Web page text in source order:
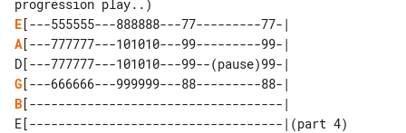
E
A[---777777---101010---99---------99-|
G
B[-----------------------------------|
E[-----------------------------------|(part 4)